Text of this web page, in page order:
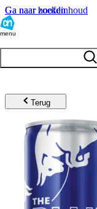
Ga naar hoofdinhoud
Ga naar zoeken
menu
Terug